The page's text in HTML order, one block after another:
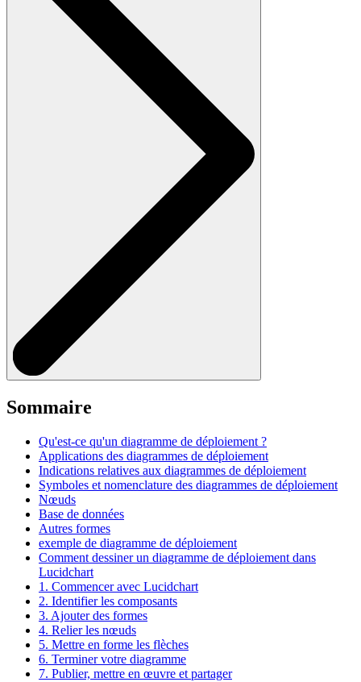
Sommaire
Qu'est-ce qu'un diagramme de déploiement ?
Applications des diagrammes de déploiement
Indications relatives aux diagrammes de déploiement
Symboles et nomenclature des diagrammes de déploiement
Nœuds
Base de données
Autres formes
exemple de diagramme de déploiement
Comment dessiner un diagramme de déploiement dans
Lucidchart
1. Commencer avec Lucidchart
2. Identifier les composants
3. Ajouter des formes
4. Relier les nœuds
5. Mettre en forme les flèches
6. Terminer votre diagramme
7. Publier, mettre en œuvre et partager